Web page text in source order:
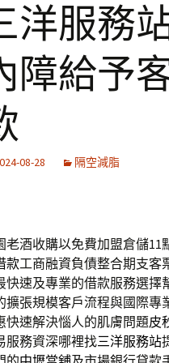
洋服務
障給予
08-28 隔空減脂
老酒收購以免費加盟倉儲11
款工商融資負債整合期支客
快速及專業的借款服務選擇
擴張規模客戶流程與國際專
快速解決惱人的肌膚問題皮
服務資深哪裡找三洋服務站